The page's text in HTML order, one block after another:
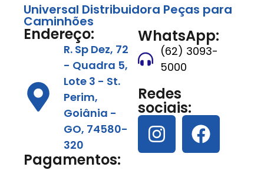
Universal Distribuidora Peças para
Caminhões
Endereço:
R. Sp Dez, 72
- Quadra 5,
Lote 3 - St.
Perim,
Goiânia -
GO, 74580-
320
Pagamentos:
WhatsApp:
(62) 3093-
5000
Redes
sociais: